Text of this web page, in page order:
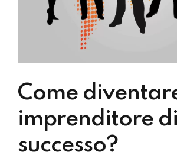
Come
imprenditore di
successo?